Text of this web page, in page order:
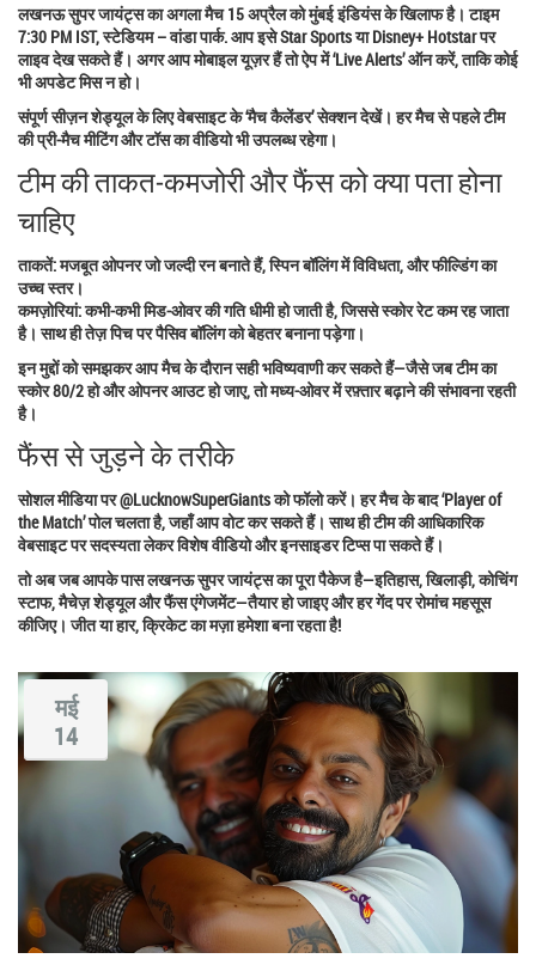
लखनऊ सुपर जायंट्स का अगला मैच 15 अप्रैल को मुंबई इंडियंस के खिलाफ है। टाइम
7:30 PM IST, स्टेडियम – वांडा पार्क. आप इसे Star Sports या Disney+ Hotstar पर
लाइव देख सकते हैं। अगर आप मोबाइल यूज़र हैं तो ऐप में ‘Live Alerts’ ऑन करें, ताकि कोई
भी अपडेट मिस न हो।
संपूर्ण सीज़न शेड्यूल के लिए वेबसाइट के ‘मैच कैलेंडर’ सेक्शन देखें। हर मैच से पहले टीम
की प्री‑मैच मीटिंग और टॉस का वीडियो भी उपलब्ध रहेगा।
टीम की ताकत‑कमजोरी और फैंस को क्या पता होना
चाहिए
ताकतें:मजबूत ओपनर जो जल्दी रन बनाते हैं, स्पिन बॉलिंग में विविधता, और फील्डिंग का
उच्च स्तर।
कमज़ोरियां:कभी‑कभी मिड‑ओवर की गति धीमी हो जाती है, जिससे स्कोर रेट कम रह जाता
है। साथ ही तेज़ पिच पर पैसिव बॉलिंग को बेहतर बनाना पड़ेगा।
इन मुद्दों को समझकर आप मैच के दौरान सही भविष्यवाणी कर सकते हैं—जैसे जब टीम का
स्कोर 80/2 हो और ओपनर आउट हो जाए, तो मध्य-ओवर में रफ़्तार बढ़ाने की संभावना रहती
है।
फैंस से जुड़ने के तरीके
सोशल मीडिया पर @LucknowSuperGiants को फॉलो करें। हर मैच के बाद ‘Player of
the Match’ पोल चलता है, जहाँ आप वोट कर सकते हैं। साथ ही टीम की आधिकारिक
वेबसाइट पर सदस्यता लेकर विशेष वीडियो और इनसाइडर टिप्स पा सकते हैं।
तो अब जब आपके पास लखनऊ सुपर जायंट्स का पूरा पैकेज है—इतिहास, खिलाड़ी, कोचिंग
स्टाफ, मैचेज़ शेड्यूल और फैंस एंगेजमेंट—तैयार हो जाइए और हर गेंद पर रोमांच महसूस
कीजिए। जीत या हार, क्रिकेट का मज़ा हमेशा बना रहता है!
मई
14